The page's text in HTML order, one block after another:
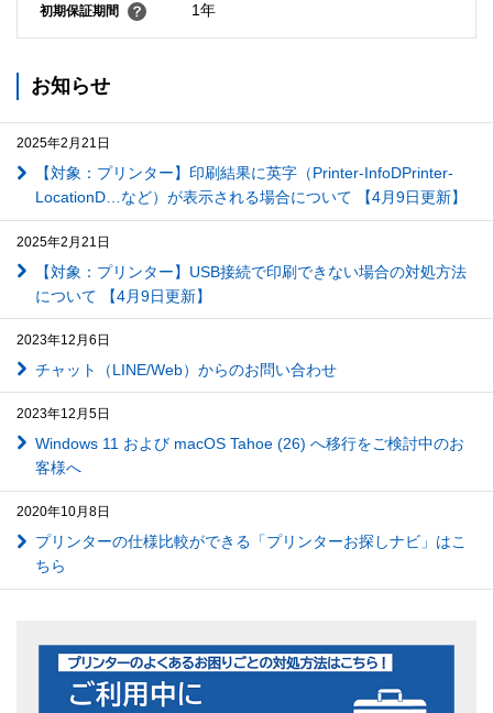
初期保証期間 1年
お知らせ
2025年2月21日
【対象：プリンター】印刷結果に英字（Printer-InfoDPrinter-
LocationD…など）が表示される場合について 【4月9日更新】
2025年2月21日
【対象：プリンター】USB接続で印刷できない場合の対処方法
について 【4月9日更新】
2023年12月6日
チャット（LINE/Web）からのお問い合わせ
2023年12月5日
Windows 11 および macOS Tahoe (26) へ移行をご検討中のお
客様へ
2020年10月8日
プリンターの仕様比較ができる「プリンターお探しナビ」はこ
ちら